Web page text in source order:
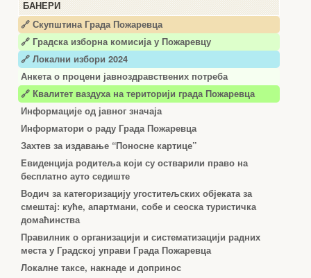
БАНЕРИ
🔗 Скупштина Града Пожаревца
🔗 Градска изборна комисија у Пожаревцу
🔗 Локални избори 2024
Анкета о процени јавноздравствених потреба
🔗 Квалитет ваздуха на територији града Пожаревца
Информације од јавног значаја
Информатори о раду Града Пожаревца
Захтев за издавање “Поносне картице”
Евиденција родитеља који су остварили право на
бесплатно ауто седиште
Водич за категоризацију угоститељских објеката за
смештај: куће, апартмани, собе и сеоска туристичка
домаћинства
Правилник о организацији и систематизацији радних
места у Градској управи Града Пожаревца
Локалне таксе, накнаде и допринос